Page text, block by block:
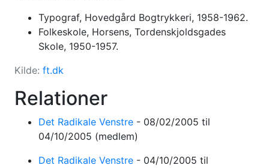
Typograf, Hovedgård Bogtrykkeri, 1958-1962.
Folkeskole, Horsens, Tordenskjoldsgades
Skole, 1950-1957.
Kilde: ft.dk
Relationer
Det Radikale Venstre - 08/02/2005 til
04/10/2005 (medlem)
Det Radikale Venstre - 04/10/2005 til